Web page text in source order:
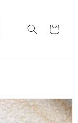
Kosár